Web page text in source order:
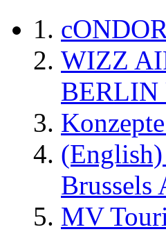
WIZZ
BERLIN
Brussels
MV